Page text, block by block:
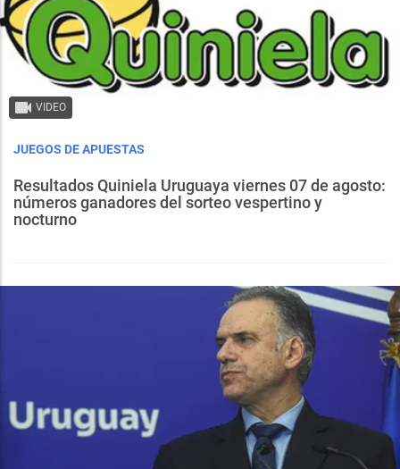
VIDEO
JUEGOS DE APUESTAS
Resultados Quiniela Uruguaya viernes 07 de agosto:
números ganadores del sorteo vespertino y
nocturno